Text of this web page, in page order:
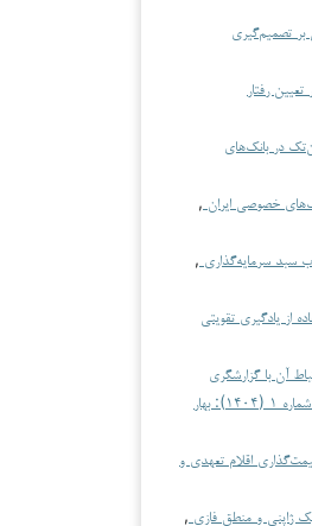
بر تصمیم‌گیری
رفتار
در بانک‌های
خصوصی ایران ,
سبد سرمایه‌گذاری ,
از یادگیری تقویتی
آن با گزارشگری
حسابداری، امور مالی و هوش محاسباتی: دوره ۳ شماره ۱ (۱۴۰۴): بهار
اقلام تعهدی و
ژاپنی و منطق فازی ,